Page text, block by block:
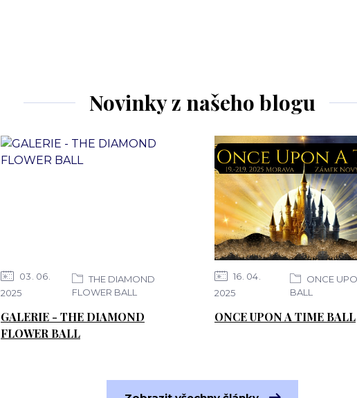
Novinky z našeho blogu
03 06
2025
THE DIAMOND
FLOWER BALL
GALERIE - THE DIAMOND
FLOWER BALL
16 04
2025
ONCE
BALL
ONCE UPON A TIME BALL